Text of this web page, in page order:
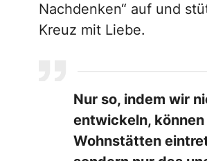
Nachdenken“ auf und
Kreuz mit Liebe.
Nur so, indem wir
entwickeln,
Wohnstätten